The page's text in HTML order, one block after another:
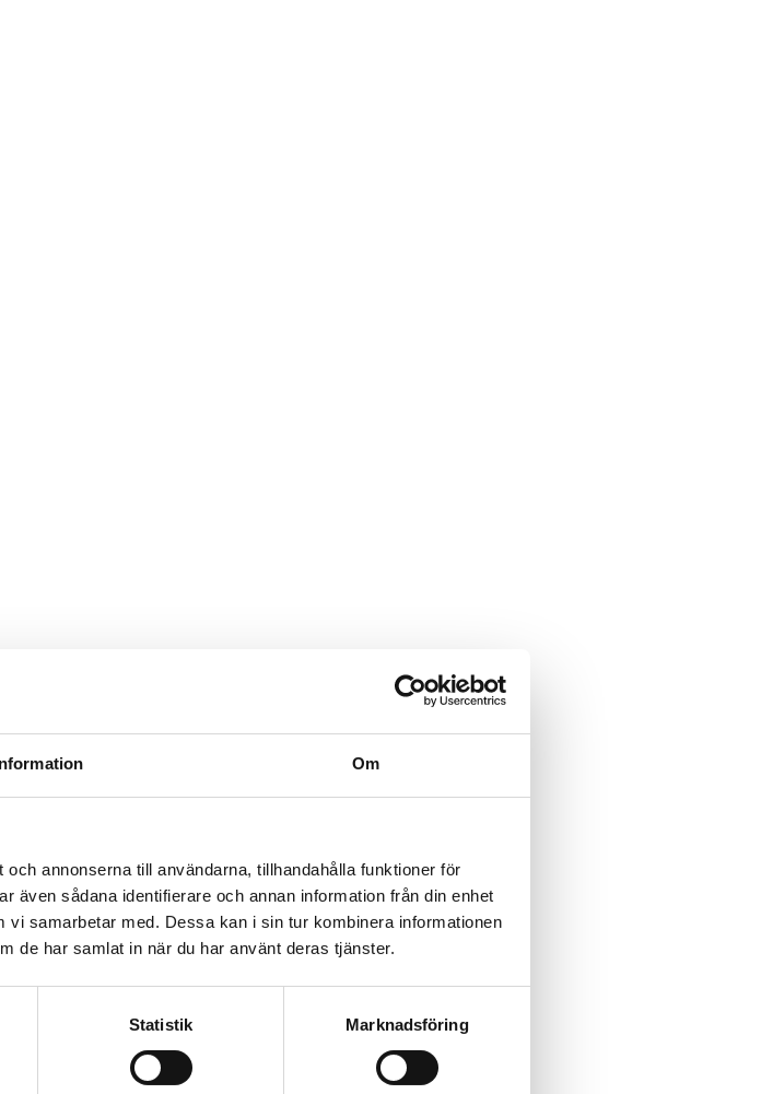
Om
annonserna till användarna, tillhandahålla funktioner för
även sådana identifierare och annan information från din enhet
samarbetar med. Dessa kan i sin tur kombinera informationen
de har samlat in när du har använt deras tjänster.
Statistik Marknadsföring